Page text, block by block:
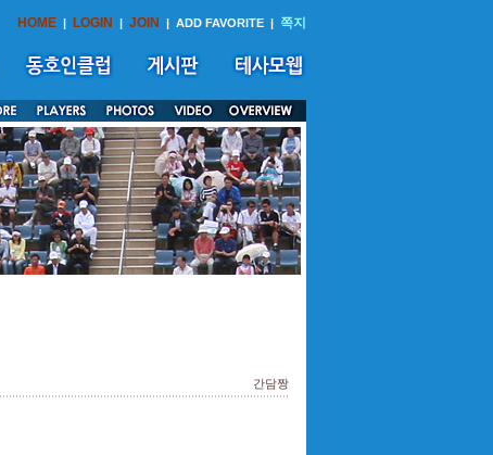
HOME | LOGIN | JOIN | ADD FAVORITE | 쪽지
간담짱